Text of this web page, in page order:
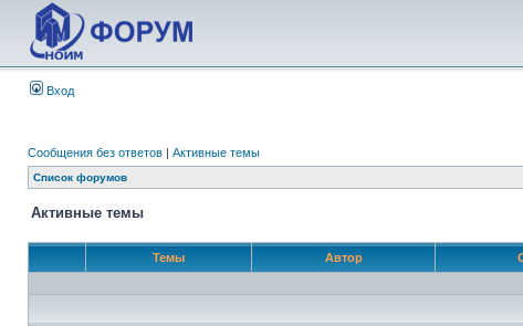
Вход
Сообщения без ответов | Активные темы
Список форумов
Активные темы
Темы Автор